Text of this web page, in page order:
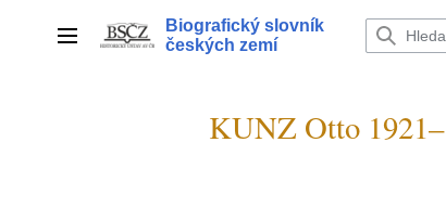
Hlavní menu
Biografický slovník
českých zemí
KUNZ Otto